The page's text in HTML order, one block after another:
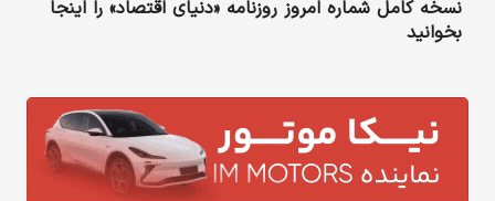
نسخه کامل شماره امروز روزنامه «دنیای‌ اقتصاد» را اینجا
بخوانید